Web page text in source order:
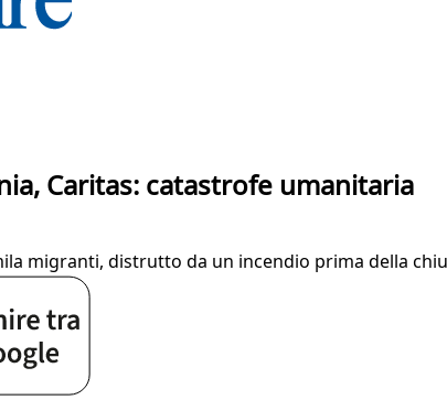
Caritas: catastrofe umanitaria
migranti, distrutto da un incendio prima della